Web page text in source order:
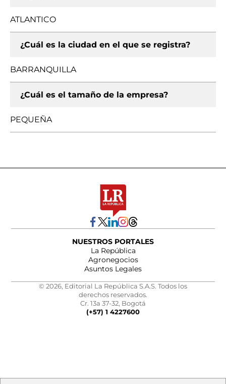
ATLANTICO
¿Cuál es la ciudad en el que se registra?
BARRANQUILLA
¿Cuál es el tamaño de la empresa?
PEQUEÑA
NUESTROS PORTALES
La República
Agronegocios
Asuntos Legales
© 2026, Editorial La República S.A.S. Todos los
derechos reservados.
Cr. 13a 37-32, Bogotá
(+57) 1 4227600